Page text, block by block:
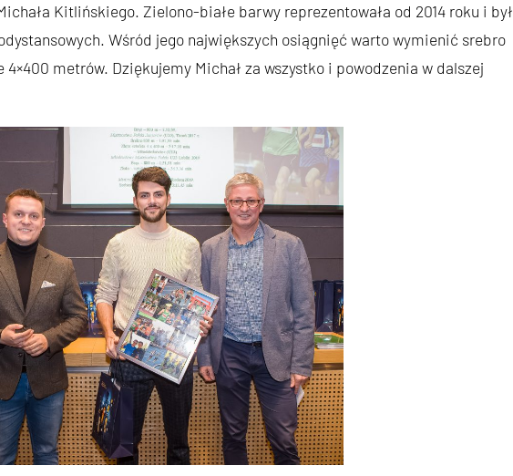
Kitlińskiego. Zielono-białe barwy reprezentowała od 2014 roku i był
Wśród jego największych osiągnięć warto wymienić srebro
metrów. Dziękujemy Michał za wszystko i powodzenia w dalszej